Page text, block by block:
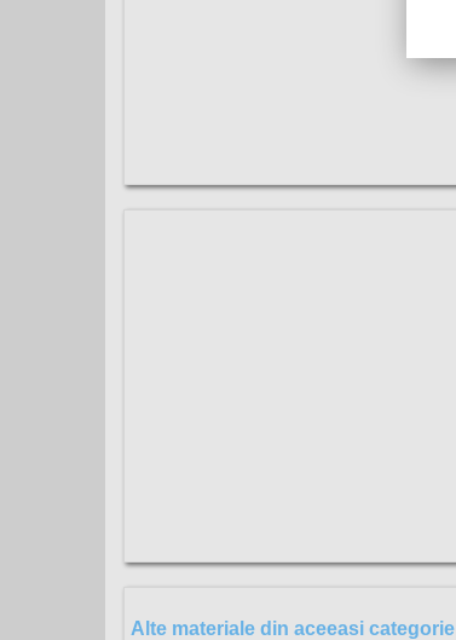
Alte materiale din aceeasi categorie